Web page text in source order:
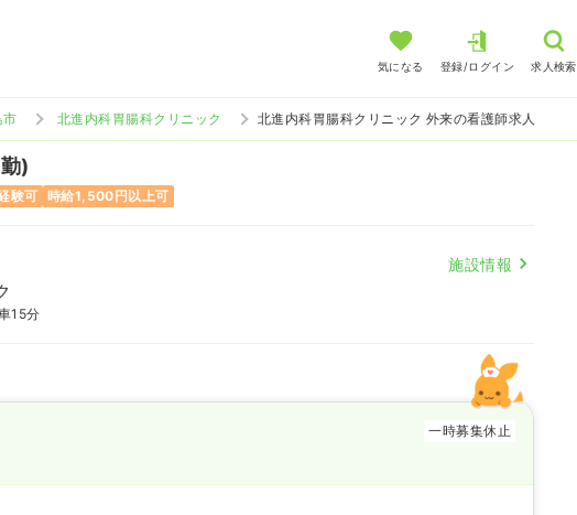
気になる 登録/ログイン 求人検索
市 北進内科胃腸科クリニック 北進内科胃腸科クリニック 外来の看護師求人
)
験可 時給1,500円以上可
施設情報
15分
一時募集休止